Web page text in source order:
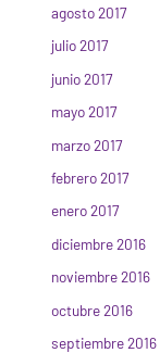
agosto 2017
julio 2017
junio 2017
mayo 2017
marzo 2017
febrero 2017
enero 2017
diciembre 2016
noviembre 2016
octubre 2016
septiembre 2016